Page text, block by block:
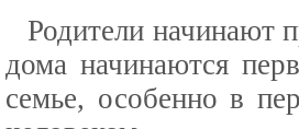
Родители начинают
дома начинаются
семье, особенно в